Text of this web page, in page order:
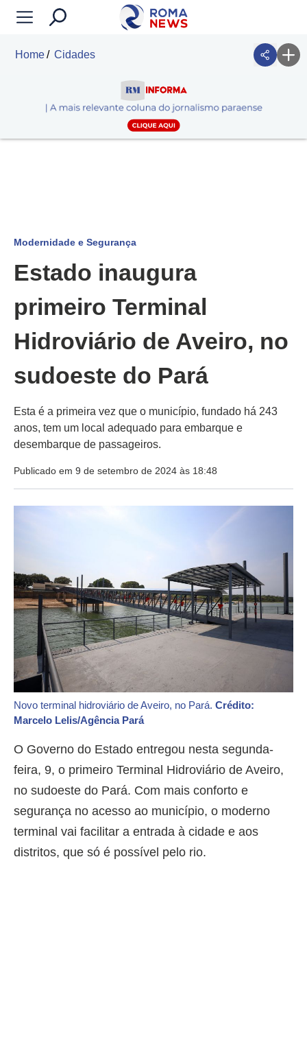
Home Cidades
Modernidade e Segurança
Estado inaugura
primeiro Terminal
Hidroviário de Aveiro, no
sudoeste do Pará
Esta é a primeira vez que o município, fundado há 243
anos, tem um local adequado para embarque e
desembarque de passageiros.
Publicado em 9 de setembro de 2024 às 18:48
Novo terminal hidroviário de Aveiro, no Pará. Crédito:
Marcelo Lelis/Agência Pará
O Governo do Estado entregou nesta segunda-
feira, 9, o primeiro Terminal Hidroviário de Aveiro,
no sudoeste do Pará. Com mais conforto e
segurança no acesso ao município, o moderno
terminal vai facilitar a entrada à cidade e aos
distritos, que só é possível pelo rio.